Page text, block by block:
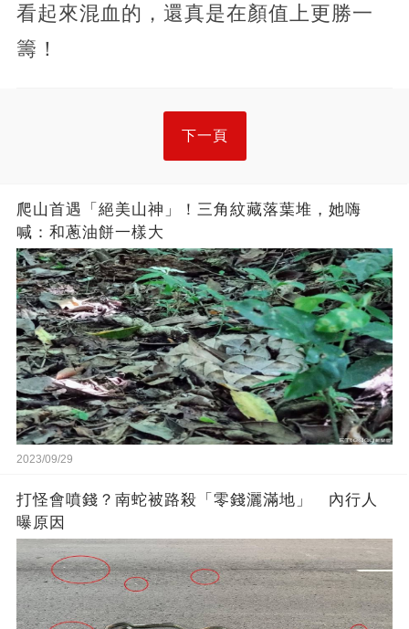
看起來混血的，還真是在顏值上更勝一
籌！
下一頁
爬山首遇「絕美山神」！三角紋藏落葉堆，她嗨
喊：和蔥油餅一樣大
2023/09/29
打怪會噴錢？南蛇被路殺「零錢灑滿地」 內行人
曝原因